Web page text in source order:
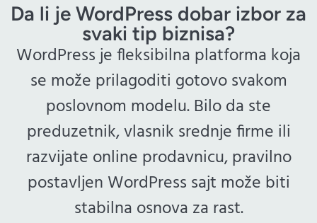
Da li je WordPress dobar izbor za
svaki tip biznisa?
WordPress je fleksibilna platforma koja
se može prilagoditi gotovo svakom
poslovnom modelu. Bilo da ste
preduzetnik, vlasnik srednje firme ili
razvijate online prodavnicu, pravilno
postavljen WordPress sajt može biti
stabilna osnova za rast.